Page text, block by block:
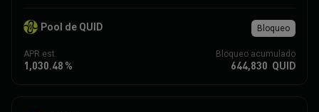
Pool de QUID
APR est.
1,030.48 %
Bloqueo acumulado
644,830 QUID
Bloqueo